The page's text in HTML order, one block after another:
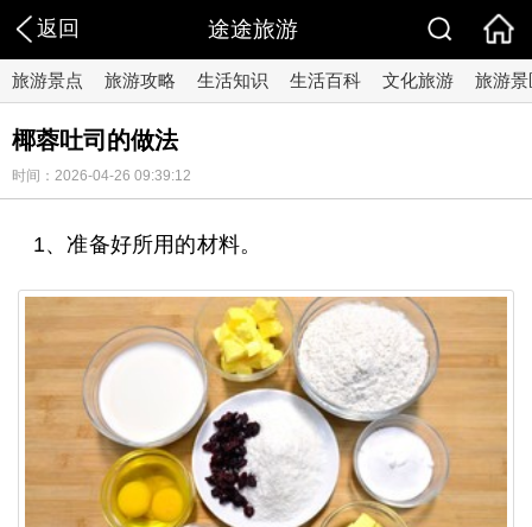
返回 途途旅游
旅游景点 旅游攻略 生活知识 生活百科 文化旅游 旅游景
椰蓉吐司的做法
时间：2026-04-26 09:39:12
1、准备好所用的材料。